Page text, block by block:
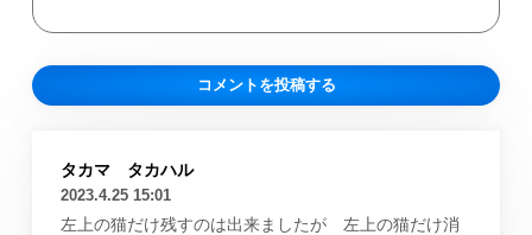
タカマ タカハル
2023.4.25 15:01
左上の猫だけ残すのは出来ましたが 左上の猫だけ消